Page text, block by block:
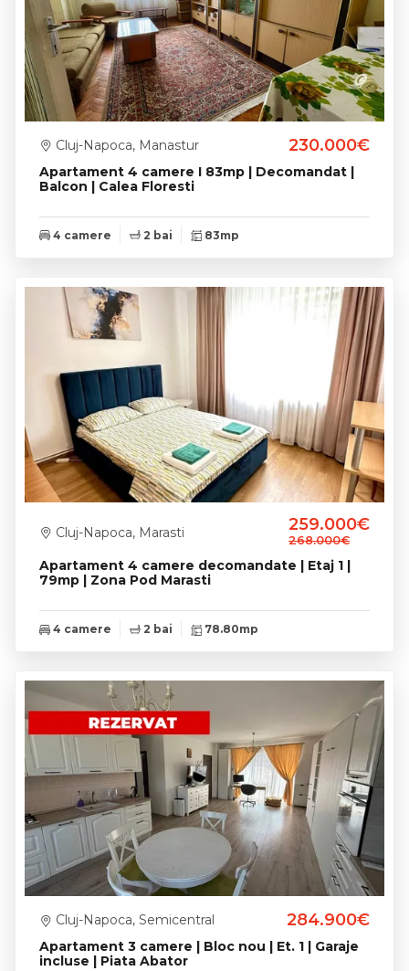
Apartament 4 camere I 83mp | Decomandat |
Balcon | Calea Floresti
Cluj-Napoca, Manastur 230.000€
4 camere 2 bai 83mp
Apartament 4 camere decomandate | Etaj 1 |
79mp | Zona Pod Marasti
Cluj-Napoca, Marasti 259.000€
268.000€
4 camere 2 bai 78.80mp
Apartament 3 camere | Bloc nou | Et. 1 | Garaje
incluse | Piata Abator
Cluj-Napoca, Semicentral 284.900€